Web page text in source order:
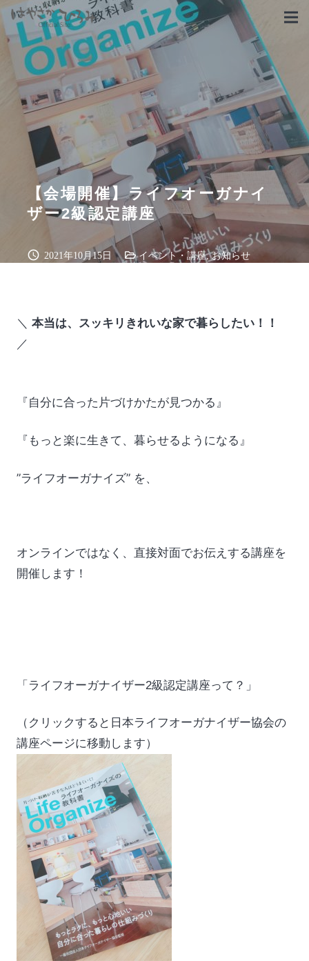
【会場開催】ライフオーガナイ
ザー2級認定講座
schedule 2021年10月15日 イベント・講座,お知らせ
＼ 本当は、スッキリきれいな家で暮らしたい！！
／
『自分に合った片づけかたが見つかる』
『もっと楽に生きて、暮らせるようになる』
”ライフオーガナイズ” を、
オンラインではなく、直接対面でお伝えする講座を
開催します！
「 ライフオーガナイザー2級認定講座って？」
（クリックすると日本ライフオーガナイザー協会の
講座ページに移動します）